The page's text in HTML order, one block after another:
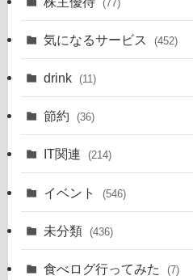
(77)
気になるサービス (452)
drink (11)
節約 (36)
IT関連 (214)
イベント (546)
未分類 (436)
食べログ行ってみた (7)